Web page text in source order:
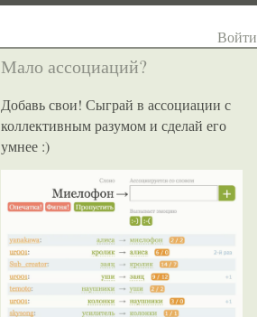
Войти
Мало ассоциаций?
Добавь свои! Сыграй в ассоциации с
коллективным разумом и сделай его
умнее :)